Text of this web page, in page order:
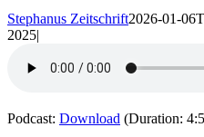
Stephanus Zeitschrift2026-01-
2025|
Podcast: Download (Duration: